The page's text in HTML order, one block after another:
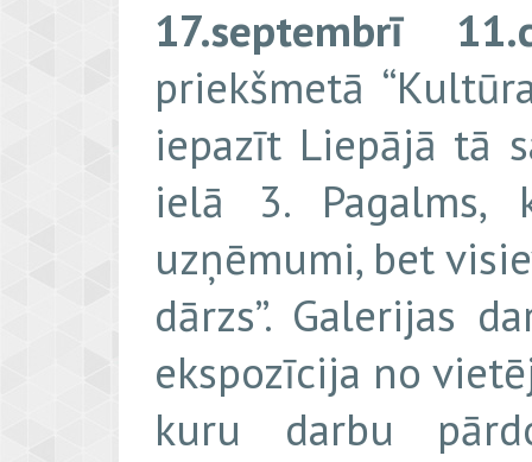
17.septembrī
priekšmetā
iepazīt Liepājā tā
ielā 3. Pagalms,
uzņēmumi, bet
dārzs”. Galerijas
ekspozīcija no
kuru darbu